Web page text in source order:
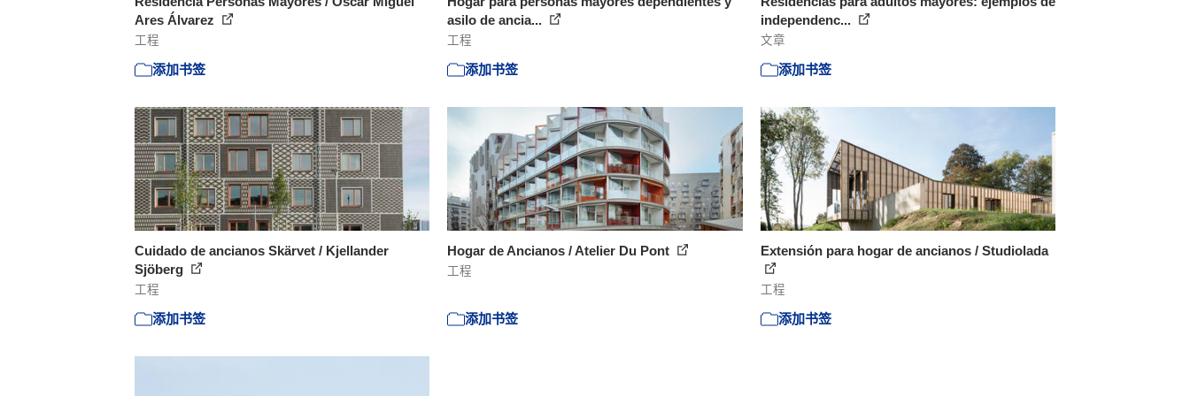
Ares Álvarez
工程
添加书签
asilo de ancia...
工程
添加书签
independenc...
文章
添加书签
Cuidado de ancianos Skärvet / Kjellander
Sjöberg
工程
添加书签
Hogar de Ancianos / Atelier Du Pont
工程
添加书签
Extensión para hogar de ancianos / Studiolada
工程
添加书签